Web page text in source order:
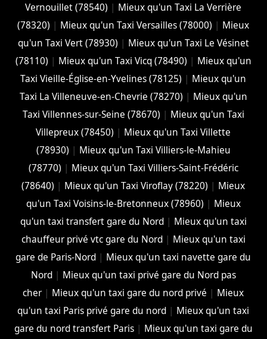
Vernouillet (78540) | Mieux qu'un Taxi La Verrière
(78320) | Mieux qu'un Taxi Versailles (78000) | Mieux
qu'un Taxi Vert (78930) | Mieux qu'un Taxi Le Vésinet
(78110) | Mieux qu'un Taxi Vicq (78490) | Mieux qu'un
Taxi Vieille-Église-en-Yvelines (78125) | Mieux qu'un
Taxi La Villeneuve-en-Chevrie (78270) | Mieux qu'un
Taxi Villennes-sur-Seine (78670) | Mieux qu'un Taxi
Villepreux (78450) | Mieux qu'un Taxi Villette
(78930) | Mieux qu'un Taxi Villiers-le-Mahieu
(78770) | Mieux qu'un Taxi Villiers-Saint-Frédéric
(78640) | Mieux qu'un Taxi Viroflay (78220) | Mieux
qu'un Taxi Voisins-le-Bretonneux (78960) | Mieux
qu'un taxi transfert gare du Nord| Mieux qu'un taxi
chauffeur privé vtc gare du Nord| Mieux qu'un taxi
gare de Paris-Nord | Mieux qu'un taxi navette gare du
Nord| Mieux qu'un taxi privé gare du Nord pas
cher | Mieux qu'un taxi gare du nord privé | Mieux
qu'un taxi Paris privé gare du nord | Mieux qu'un taxi
gare du nord transfert Paris| Mieux qu'un taxi gare du